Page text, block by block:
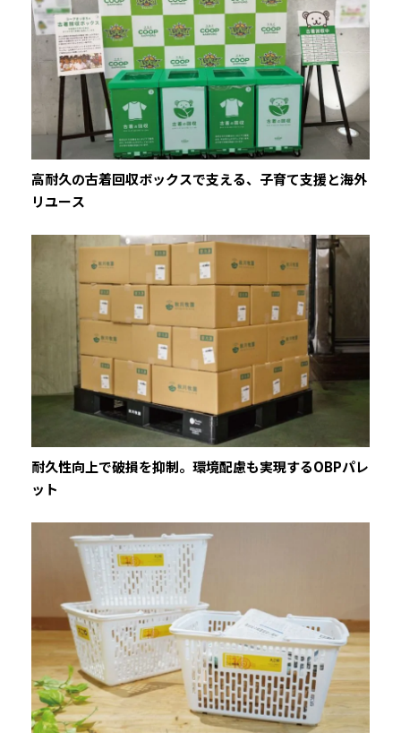
高耐久の古着回収ボックスで支える、子育て支援と海外
リユース
耐久性向上で破損を抑制。環境配慮も実現するOBPパレ
ット